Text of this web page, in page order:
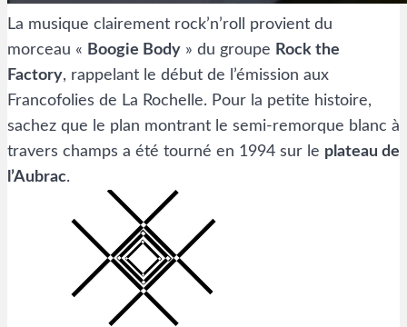
La musique clairement rock’n’roll provient du
morceau « Boogie Body » du groupe Rock the
Factory, rappelant le début de l’émission aux
Francofolies de La Rochelle. Pour la petite histoire,
sachez que le plan montrant le semi-remorque blanc à
travers champs a été tourné en 1994 sur le plateau de
l’Aubrac.